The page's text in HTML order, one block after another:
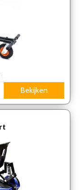
Bekijken